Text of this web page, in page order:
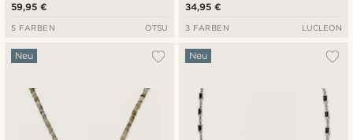
59,95 €
5 FARBEN OTSU
34,95 €
3 FARBEN LUCLEON
Neu Neu